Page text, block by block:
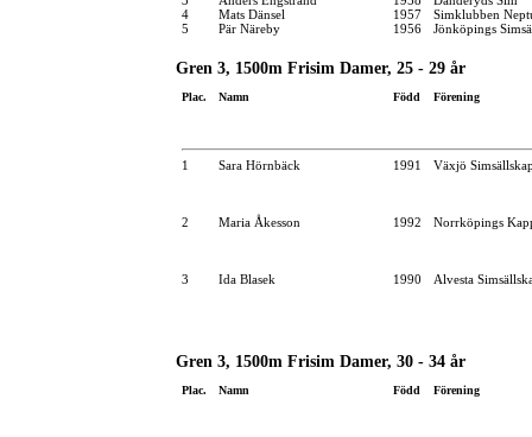
4
Mats Dänsel 1957
Simklubben
5
Pär Näreby 1956 Jönköpings
Gren 3, 1500m Frisim Damer, 25 - 29 år
Plac. Namn Född Förening
1 Sara Hörnbäck 1991 Växjö
2 Maria Åkesson 1992 Norrköpings
3 Ida Blasek 1990 Alvesta
Gren 3, 1500m Frisim Damer, 30 - 34 år
Plac. Namn Född Förening